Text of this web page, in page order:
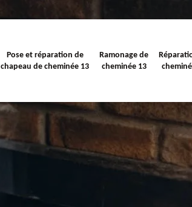
Pose et réparation de
chapeau de cheminée 13
Ramonage de
cheminée 13